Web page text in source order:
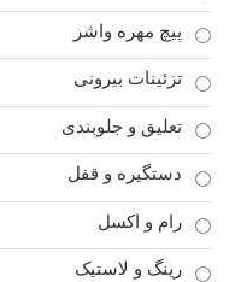
پیچ مهره واشر
تزئینات بیرونی
تعلیق و جلوبندی
دستگیره و قفل
رام و اکسل
رینگ و لاستیک